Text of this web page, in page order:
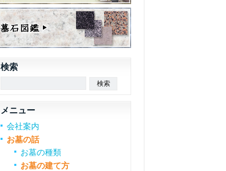
検索
メニュー
会社案内
お墓の話
お墓の種類
お墓の建て方